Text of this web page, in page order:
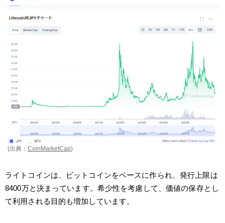
(出典： CoinMarketCap)
ライトコインは、ビットコインをベースに作られ、発行上限は
8400万と決まっています。希少性を考慮して、価値の保存とし
て利用される目的も増加しています。